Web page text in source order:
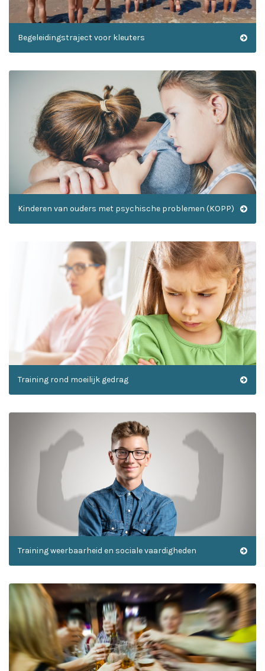
Begeleidingstraject voor kleuters
Kinderen van ouders met psychische problemen (KOPP)
Training rond moeilijk gedrag
Training weerbaarheid en sociale vaardigheden